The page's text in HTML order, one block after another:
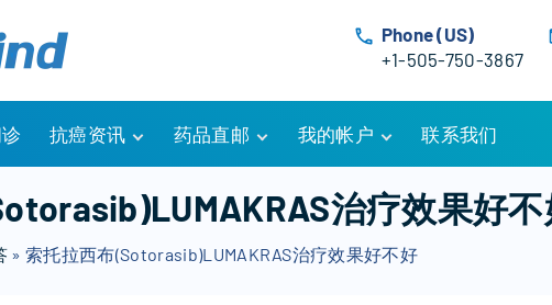
Phone (US)
+1-505-750-3867
抗癌资讯
有问有答
诊疗指南
药物信息
药品直邮
购物车
订单追踪
优惠活动
我的帐户
账户详情
我的订单
联系我们
治疗效果好
»索托拉西布(Sotorasib)LUMAKRAS治疗效果好不好